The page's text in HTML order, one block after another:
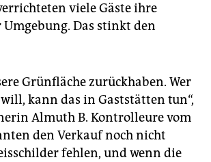
viele Gäste ihre
Das stinkt den
Grünfläche zurückhaben. Wer
kann das in Gaststätten tun“,
Almuth B. Kontrolleure vom
den Verkauf noch nicht
fehlen, und wenn die